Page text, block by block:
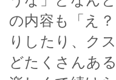
の内容も「え
りしたり、ク
どたくさんあ